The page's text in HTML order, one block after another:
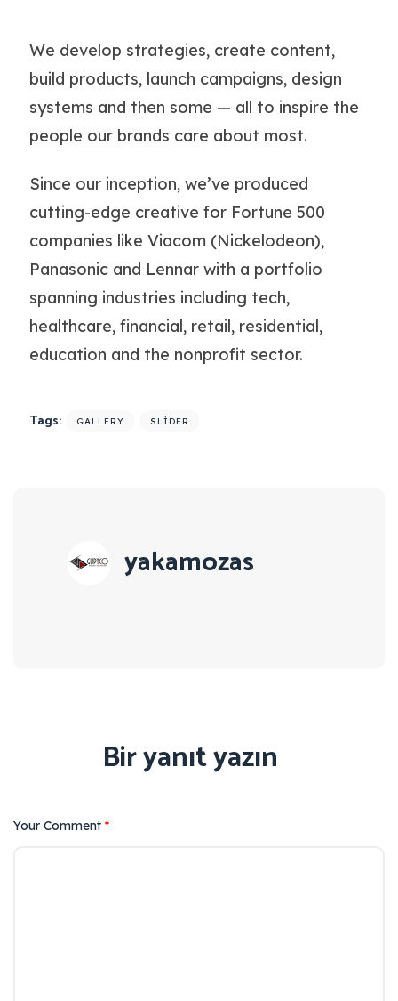
We develop strategies, create content,
build products, launch campaigns, design
systems and then some — all to inspire the
people our brands care about most.
Since our inception, we’ve produced
cutting-edge creative for Fortune 500
companies like Viacom (Nickelodeon),
Panasonic and Lennar with a portfolio
spanning industries including tech,
healthcare, financial, retail, residential,
education and the nonprofit sector.
Tags: GALLERY SLIDER
yakamozas
Bir yanıt yazın
Your Comment *